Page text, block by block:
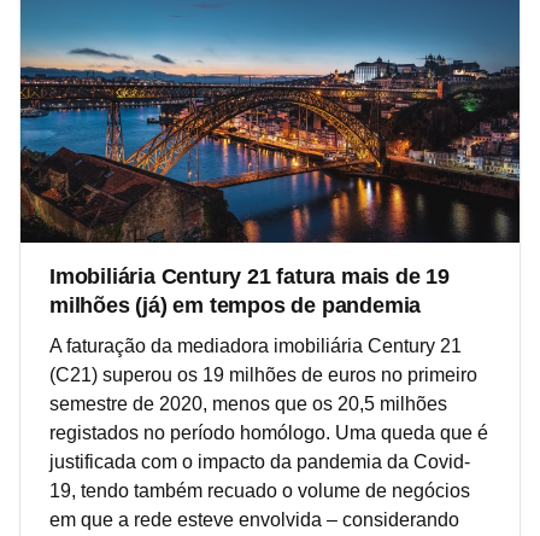
Imobiliária Century 21 fatura mais de 19
milhões (já) em tempos de pandemia
A faturação da mediadora imobiliária Century 21
(C21) superou os 19 milhões de euros no primeiro
semestre de 2020, menos que os 20,5 milhões
registados no período homólogo. Uma queda que é
justificada com o impacto da pandemia da Covid-
19, tendo também recuado o volume de negócios
em que a rede esteve envolvida – considerando